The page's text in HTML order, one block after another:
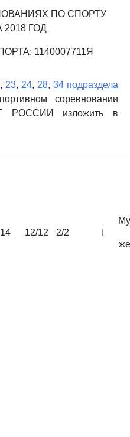
ПО СПОРТУ
2018 ГОД
1140007711Я
, 23, 24, 28, 34 подраздела
соревновании
РОССИИ изложить в
12/12 2/2